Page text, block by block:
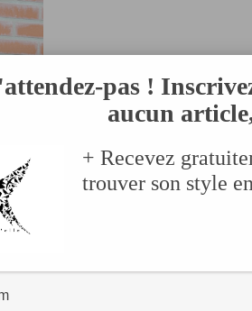
pas !
aucun
+ Recevez
trouver son style